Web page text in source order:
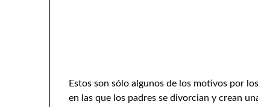
Estos son sólo algunos de los motivos por
en las que los padres se divorcian y crean